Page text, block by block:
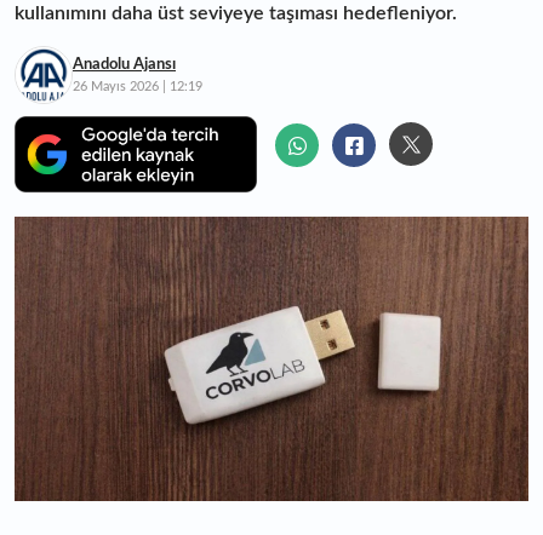
kullanımını daha üst seviyeye taşıması hedefleniyor.
Anadolu Ajansı
26 Mayıs 2026 | 12:19